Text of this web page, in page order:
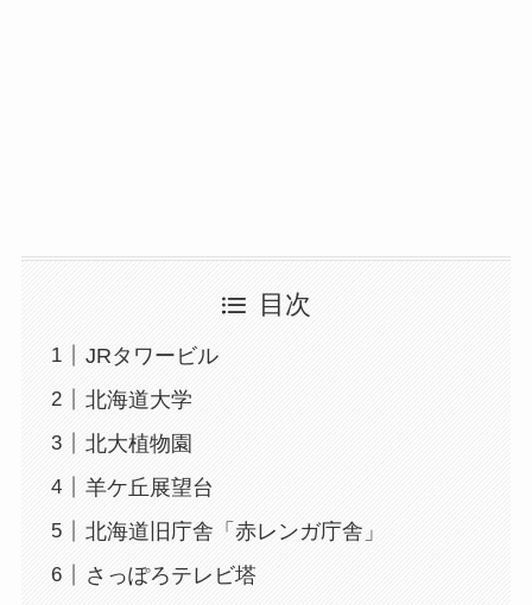
目次
JRタワービル
北海道大学
北大植物園
羊ケ丘展望台
北海道旧庁舎「赤レンガ庁舎」
さっぽろテレビ塔